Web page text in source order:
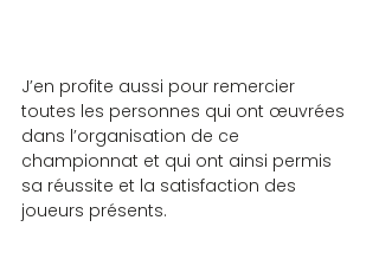
J’en profite aussi pour remercier
toutes les personnes qui ont œuvrées
dans l’organisation de ce
championnat et qui ont ainsi permis
sa réussite et la satisfaction des
joueurs présents.